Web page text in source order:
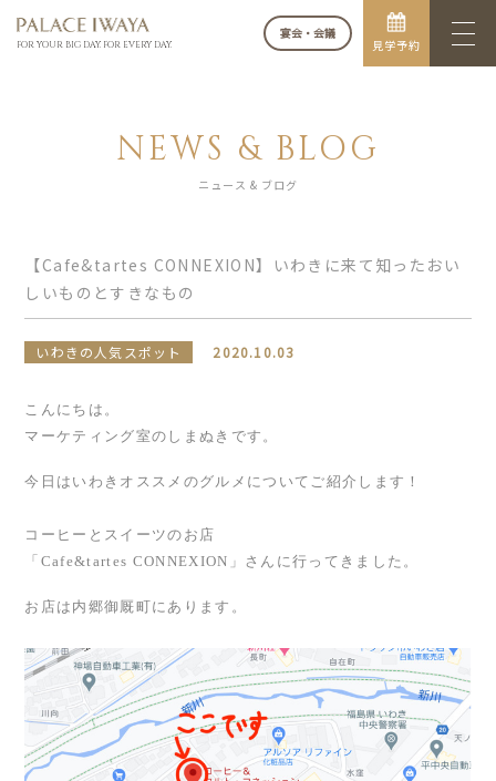
FOR YOUR BIG DAY. FOR EVERY DAY.
宴会・会議
見学予約
NEWS & BLOG
ニュース & ブログ
【Cafe&tartes CONNEXION】いわきに来て知ったおい
しいものとすきなもの
いわきの人気スポット 2020.10.03
こんにちは。
マーケティング室のしまぬきです。
今日はいわきオススメのグルメについてご紹介します！
コーヒーとスイーツのお店
「Cafe&tartes CONNEXION」さんに行ってきました。
お店は内郷御厩町にあります。